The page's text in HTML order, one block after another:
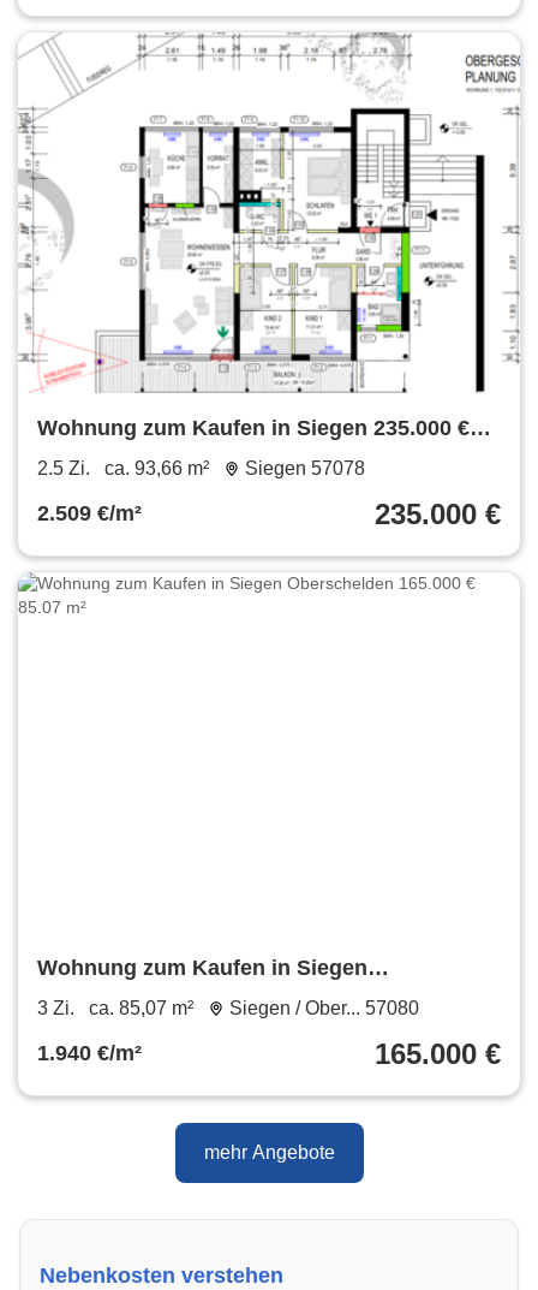
Wohnung zum Kaufen in Siegen 235.000 €
93.66 m²
2.5 Zi. ca. 93,66 m² Siegen 57078
2.509 €/m² 235.000 €
Wohnung zum Kaufen in Siegen
Oberschelden 165.000 € 85.07 m²
3 Zi. ca. 85,07 m² Siegen / Ober... 57080
1.940 €/m² 165.000 €
mehr Angebote
Nebenkosten verstehen